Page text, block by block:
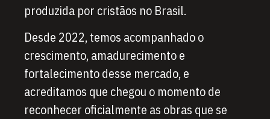
produzida por cristãos no Brasil.
Desde 2022, temos acompanhado o
crescimento, amadurecimento e
fortalecimento desse mercado, e
acreditamos que chegou o momento de
reconhecer oficialmente as obras que se